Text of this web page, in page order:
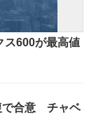
ス600が最高値
で合意 チャベ